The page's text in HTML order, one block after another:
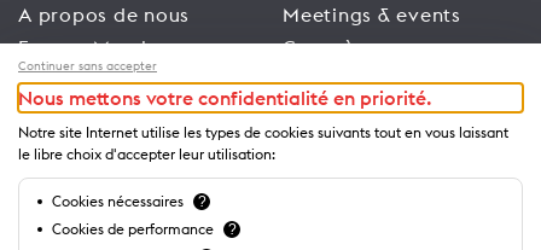
A propos de nous
Espace Membres
Emploi
Conditions générales
d’utilisation
Politique de
confidentialité
Meetings & events
Congrès
Trade
Espace Médias
Annonceurs
Brochures et guides
Continuer sans accepter
Nous mettons votre confidentialité en priorité.
Notre site Internet utilise les types de cookies suivants tout en vous laissant
le libre choix d'accepter leur utilisation:
Cookies nécessaires ?
Cookies de performance ?